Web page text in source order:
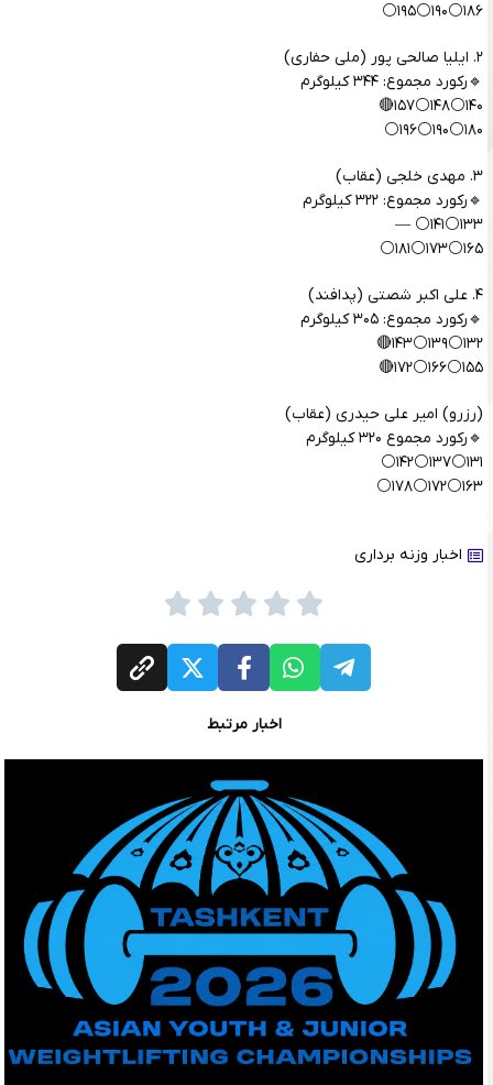
۱۸۶⚪️۱۹۰⚪️۱۹۵⚪️
۲. ایلیا صالحی پور (ملی حفاری)
🔹رکورد مجموع: ۳۴۴ کیلوگرم
۱۴۰⚪️۱۴۸⚪️۱۵۷🔴
۱۸۰⚪️۱۹۰⚪️۱۹۶⚪️
۳. مهدی خلجی (عقاب)
🔹رکورد مجموع: ۳۲۲ کیلوگرم
۱۳۳⚪️۱۴۱⚪️ —
۱۶۵⚪️۱۷۳⚪️۱۸۱⚪️
۴. علی اکبر شصتی (پدافند)
🔹رکورد مجموع: ۳۰۵ کیلوگرم
۱۳۲⚪️۱۳۹⚪️۱۴۳🔴
۱۵۵⚪️۱۶۶⚪️۱۷۲🔴
(رزرو) امیر علی حیدری (عقاب)
🔹رکورد مجموع ۳۲۰ کیلوگرم
۱۳۱⚪️۱۳۷⚪️۱۴۲⚪️
۱۶۳⚪️۱۷۲⚪️۱۷۸⚪️
اخبار وزنه برداری
اخبار مرتبط